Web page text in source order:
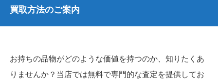
買取方法のご案内
お持ちの品物がどのような価値を持つのか、知りたくあ
りませんか？当店では無料で専門的な査定を提供してお